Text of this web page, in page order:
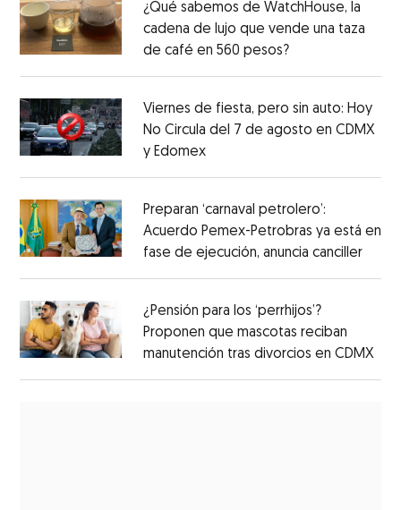
¿Qué sabemos de WatchHouse, la
cadena de lujo que vende una taza
de café en 560 pesos?
Viernes de fiesta, pero sin auto: Hoy
No Circula del 7 de agosto en CDMX
y Edomex
Preparan ‘carnaval petrolero’:
Acuerdo Pemex-Petrobras ya está en
fase de ejecución, anuncia canciller
¿Pensión para los ‘perrhijos’?
Proponen que mascotas reciban
manutención tras divorcios en CDMX